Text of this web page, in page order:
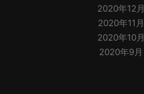
2020年12月
2020年11月
2020年10月
2020年9月